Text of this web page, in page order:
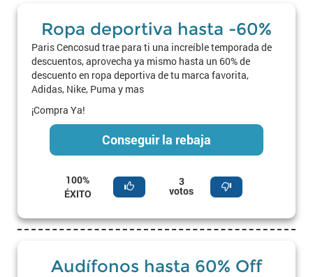
Ropa deportiva hasta -60%
Paris Cencosud trae para ti una increíble temporada de
descuentos, aprovecha ya mismo hasta un 60% de
descuento en ropa deportiva de tu marca favorita,
Adidas, Nike, Puma y mas
¡Compra Ya!
Conseguir la rebaja
100%
ÉXITO
3
votos
Audífonos hasta 60% Off